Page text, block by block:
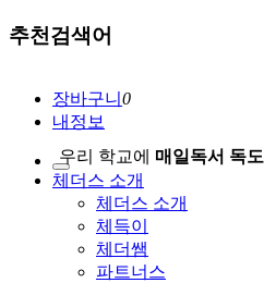
추천검색어
장바구니 0
내정보
체더스 소개
체더스 소개
체득이
체더쌤
파트너스
우리 학교에 매일독서 독도